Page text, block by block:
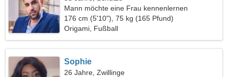
Mann möchte eine Frau kennenlernen
176 cm (5'10"), 75 kg (165 Pfund)
Origami, Fußball
Sophie
26 Jahre, Zwillinge